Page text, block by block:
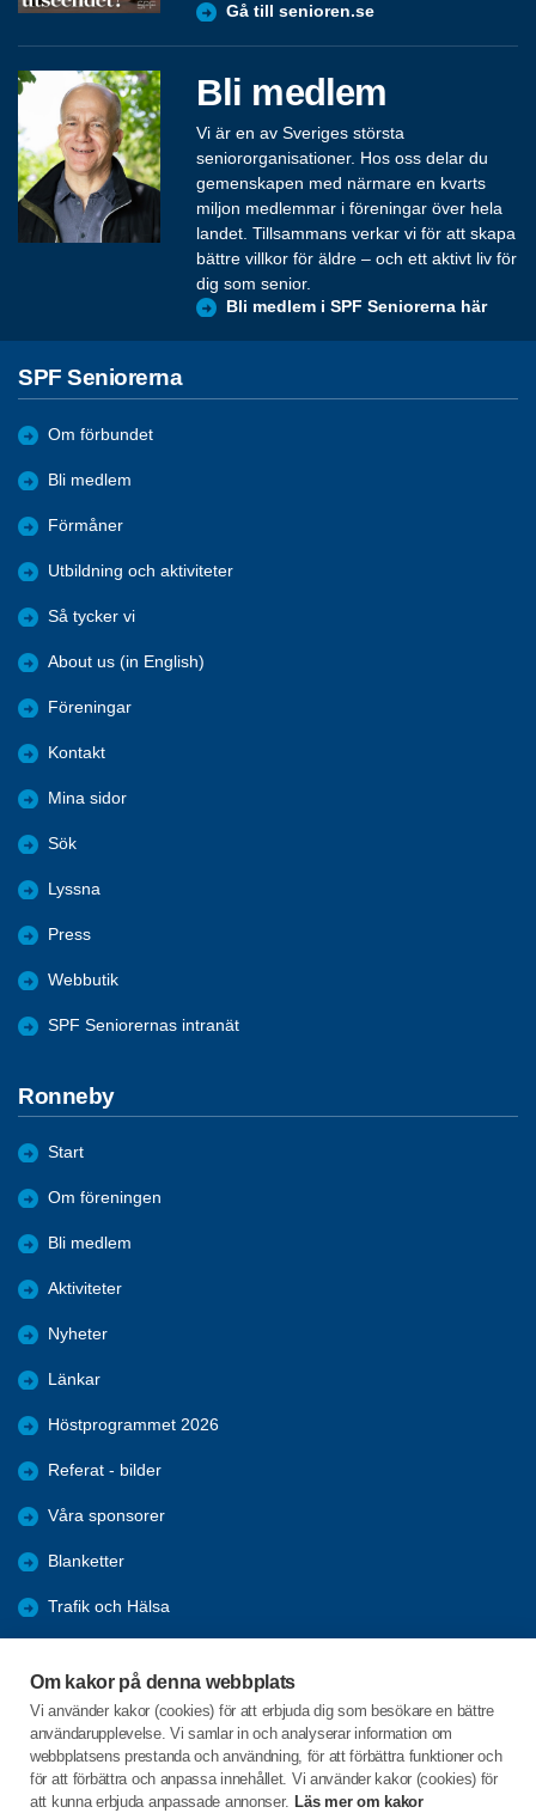
Om kakor på denna webbplats
Vi använder kakor (cookies) för att erbjuda dig som besökare en bättre
användarupplevelse. Vi samlar in och analyserar information om
webbplatsens prestanda och användning, för att förbättra funktioner och
för att förbättra och anpassa innehållet. Vi använder kakor (cookies) för
att kunna erbjuda anpassade annonser. Läs mer om kakor
Gå till senioren.se
Bli medlem
Vi är en av Sveriges största
seniororganisationer. Hos oss delar du
gemenskapen med närmare en kvarts
miljon medlemmar i föreningar över hela
landet. Tillsammans verkar vi för att skapa
bättre villkor för äldre – och ett aktivt liv för
dig som senior.
Bli medlem i SPF Seniorerna här
SPF Seniorerna
Om förbundet
Bli medlem
Förmåner
Utbildning och aktiviteter
Så tycker vi
About us (in English)
Föreningar
Kontakt
Mina sidor
Sök
Lyssna
Press
Webbutik
SPF Seniorernas intranät
Ronneby
Start
Om föreningen
Bli medlem
Aktiviteter
Nyheter
Länkar
Höstprogrammet 2026
Referat - bilder
Våra sponsorer
Blanketter
Trafik och Hälsa
Föreningars öppna aktiviteter
Seniorrådet med rapporter